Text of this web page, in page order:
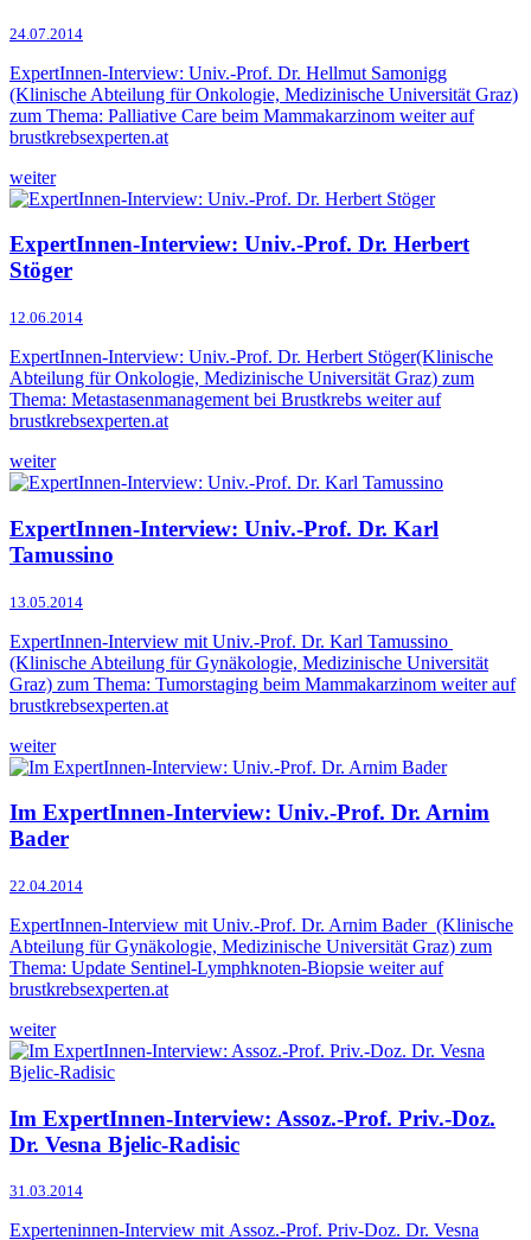
24.07.2014
ExpertInnen-Interview: Univ.-Prof. Dr. Hellmut Samonigg
(Klinische Abteilung für Onkologie, Medizinische Universität Graz)
zum Thema: Palliative Care beim Mammakarzinom weiter auf
brustkrebsexperten.at
weiter
ExpertInnen-Interview: Univ.-Prof. Dr. Herbert
Stöger
12.06.2014
ExpertInnen-Interview: Univ.-Prof. Dr. Herbert Stöger(Klinische
Abteilung für Onkologie, Medizinische Universität Graz) zum
Thema: Metastasenmanagement bei Brustkrebs weiter auf
brustkrebsexperten.at
weiter
ExpertInnen-Interview: Univ.-Prof. Dr. Karl
Tamussino
13.05.2014
ExpertInnen-Interview mit Univ.-Prof. Dr. Karl Tamussino
(Klinische Abteilung für Gynäkologie, Medizinische Universität
Graz) zum Thema: Tumorstaging beim Mammakarzinom weiter auf
brustkrebsexperten.at
weiter
Im ExpertInnen-Interview: Univ.-Prof. Dr. Arnim
Bader
22.04.2014
ExpertInnen-Interview mit Univ.-Prof. Dr. Arnim Bader (Klinische
Abteilung für Gynäkologie, Medizinische Universität Graz) zum
Thema: Update Sentinel-Lymphknoten-Biopsie weiter auf
brustkrebsexperten.at
weiter
Im ExpertInnen-Interview: Assoz.-Prof. Priv.-Doz.
Dr. Vesna Bjelic-Radisic
31.03.2014
Experteninnen-Interview mit Assoz.-Prof. Priv-Doz. Dr. Vesna